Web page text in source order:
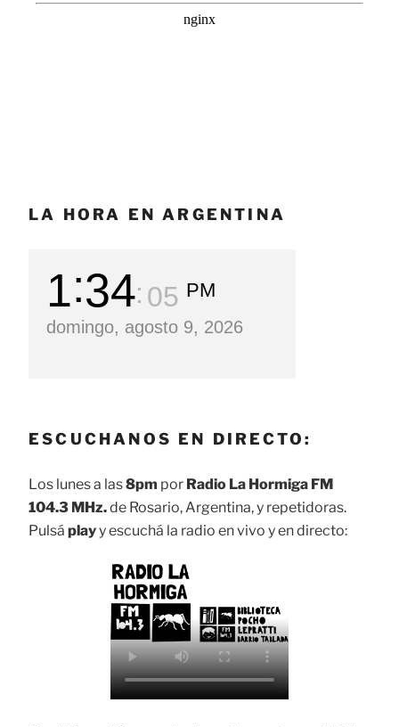
LA HORA EN ARGENTINA
1 34 07 PM
domingo, agosto 9, 2026
ESCUCHANOS EN DIRECTO:
Los lunes a las8pm por Radio La Hormiga FM
104.3 MHz.de Rosario, Argentina, y repetidoras.
Pulsá playy escuchá la radio en vivo y en directo: